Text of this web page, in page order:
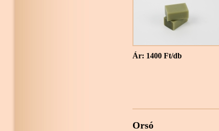
Ár: 1400 Ft/db
Orsó